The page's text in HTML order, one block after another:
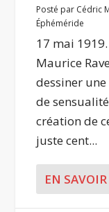
Posté par Cédric
Éphéméride
17 mai
Maurice
dessiner
de
création de
juste cent...
EN